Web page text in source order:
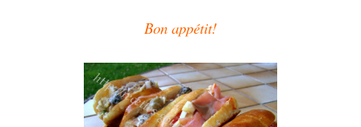
Bon appétit!